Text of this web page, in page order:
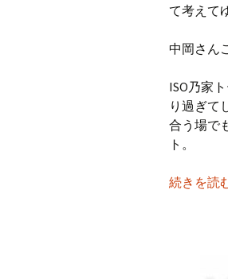
て考えて
中岡さん
ISO乃家
り過ぎて
合う場で
ト。
続きを読